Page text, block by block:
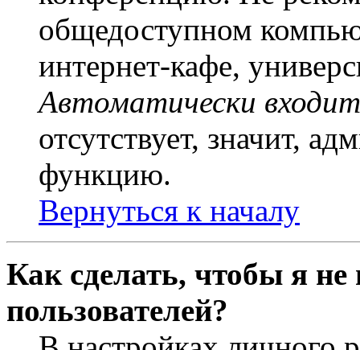
общедоступном
интернет-кафе,
Автоматически
отсутствует, значит,
функцию.
Вернуться к началу
Как сделать, чтобы я
пользователей?